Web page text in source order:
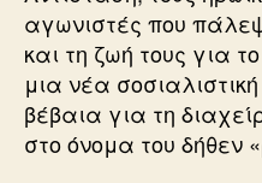
αγωνιστές που
και τη ζωή τους για
μια νέα
βέβαια για τη
στο όνομα του δήθεν